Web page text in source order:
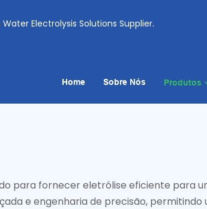
Water Electrolysis Solutions Supplier.
Home Sobre Nós Produtos
para fornecer eletrólise eficiente para
e engenharia de precisão,